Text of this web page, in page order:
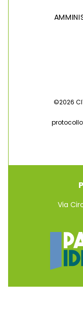
Via
©2026